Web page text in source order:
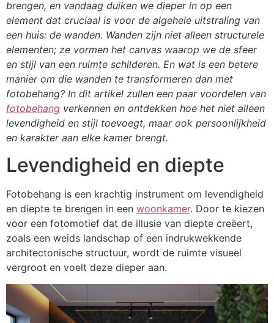
brengen, en vandaag duiken we dieper in op een
element dat cruciaal is voor de algehele uitstraling van
een huis: de wanden. Wanden zijn niet alleen structurele
elementen; ze vormen het canvas waarop we de sfeer
en stijl van een ruimte schilderen. En wat is een betere
manier om die wanden te transformeren dan met
fotobehang? In dit artikel zullen een paar voordelen van
fotobehang verkennen en ontdekken hoe het niet alleen
levendigheid en stijl toevoegt, maar ook persoonlijkheid
en karakter aan elke kamer brengt.
Levendigheid en diepte
Fotobehang is een krachtig instrument om levendigheid
en diepte te brengen in een woonkamer. Door te kiezen
voor een fotomotief dat de illusie van diepte creëert,
zoals een weids landschap of een indrukwekkende
architectonische structuur, wordt de ruimte visueel
vergroot en voelt deze dieper aan.